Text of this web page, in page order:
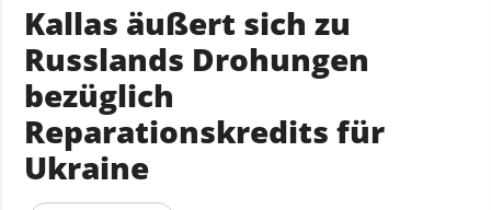
Kallas äußert sich zu
Russlands Drohungen
bezüglich
Reparationskredits für
Ukraine